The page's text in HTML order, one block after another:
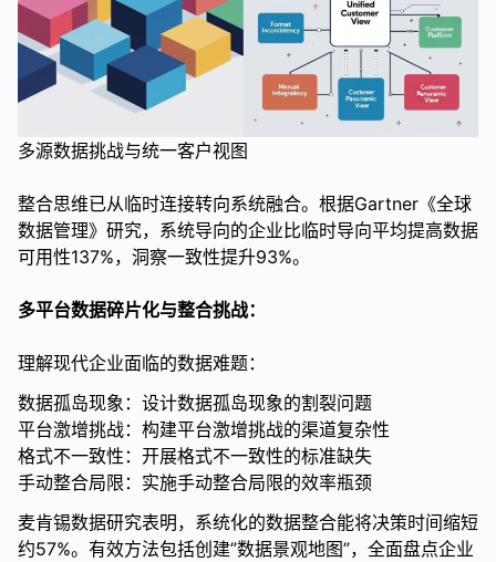
多源数据挑战与统一客户视图
整合思维已从临时连接转向系统融合。根据Gartner《全球
数据管理》研究，系统导向的企业比临时导向平均提高数据
可用性137%，洞察一致性提升93%。
多平台数据碎片化与整合挑战：
理解现代企业面临的数据难题：
数据孤岛现象：设计数据孤岛现象的割裂问题
平台激增挑战：构建平台激增挑战的渠道复杂性
格式不一致性：开展格式不一致性的标准缺失
手动整合局限：实施手动整合局限的效率瓶颈
麦肯锡数据研究表明，系统化的数据整合能将决策时间缩短
约57%。有效方法包括创建”数据景观地图”，全面盘点企业